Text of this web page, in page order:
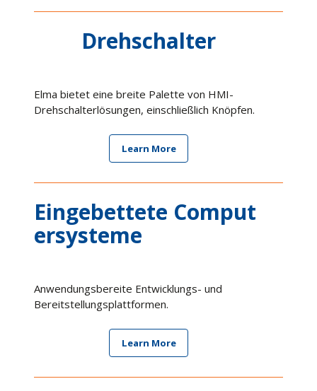
Drehschalter
Elma bietet eine breite Palette von HMI-
Drehschalterlösungen, einschließlich Knöpfen.
Learn More
Eingebettete Comput
ersysteme
Anwendungsbereite Entwicklungs- und
Bereitstellungsplattformen.
Learn More